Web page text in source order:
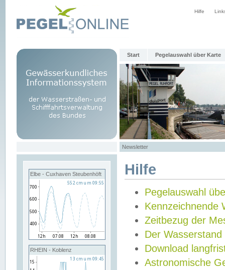
Hilfe
Start Pegelauswahl über Karte
Newsletter
Elbe - Cuxhaven Steubenhöft
RHEIN - Koblenz
Hilfe
Pegelauswahl
Kennzeichnende
Zeitbezug der
Der Wasserstand
Download
Astronomische